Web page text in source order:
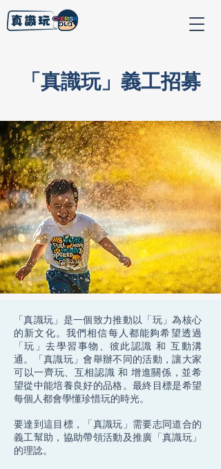
「真識玩」義工招募
「真識玩」是一個致力推動以「玩」為核心
的新文化。我們相信每人都能夠希望透過
「玩」去學習事物、彼此認識 和 互動溝
通。「真識玩」會舉辦不同的活動，讓大家
可以一齊玩、互相認識 和 增進關係，並希
望從中能培養良好的品格。最終目標是希望
每個人都會學懂珍惜玩的時光。
要達到這目標，「真識玩」需要志同道合的
義工幫助，協助帶領活動及推廣「真識玩」
的理諗。